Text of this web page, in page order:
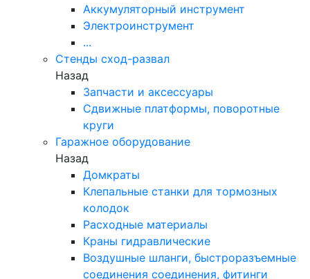
Аккумуляторный инструмент
Электроинструмент
...
Стенды сход-развал
Назад
Запчасти и аксессуары
Сдвижные платформы, поворотные
круги
Гаражное оборудование
Назад
Домкраты
Клепальные станки для тормозных
колодок
Расходные материалы
Краны гидравлические
Воздушные шланги, быстроразъемные
соединения соединения, фитинги